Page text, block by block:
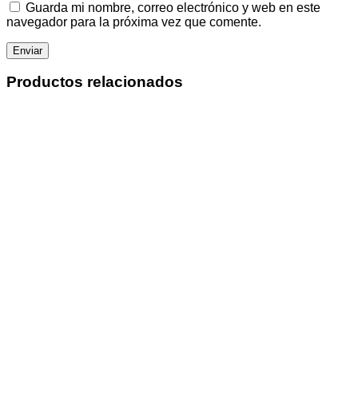
Guarda mi nombre, correo electrónico y web en este
navegador para la próxima vez que comente.
Productos relacionados